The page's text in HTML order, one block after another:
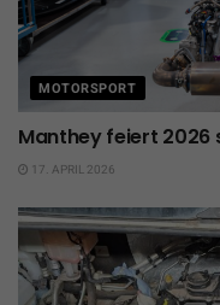
MOTORSPORT
Manthey feiert 2026
17. APRIL 2026